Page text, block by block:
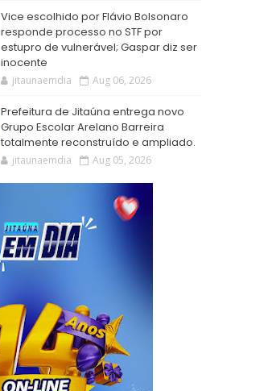
Vice escolhido por Flávio Bolsonaro
responde processo no STF por
estupro de vulnerável; Gaspar diz ser
inocente
jitaunaemdia Aug 06, 2026
Prefeitura de Jitaúna entrega novo
Grupo Escolar Arelano Barreira
totalmente reconstruído e ampliado.
jitaunaemdia Aug 05, 2026